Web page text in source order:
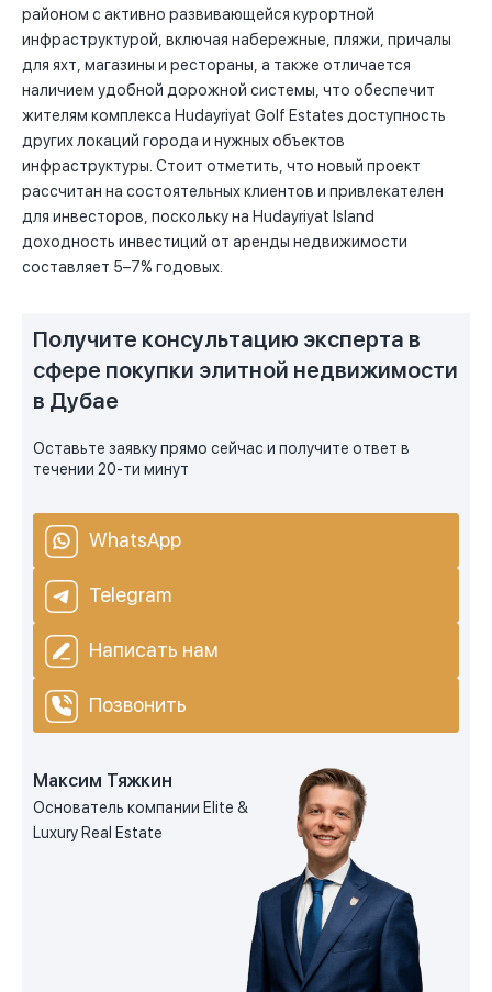
районом с активно развивающейся курортной
инфраструктурой, включая набережные, пляжи, причалы
для яхт, магазины и рестораны, а также отличается
наличием удобной дорожной системы, что обеспечит
жителям комплекса Hudayriyat Golf Estates доступность
других локаций города и нужных объектов
инфраструктуры. Стоит отметить, что новый проект
рассчитан на состоятельных клиентов и привлекателен
для инвесторов, поскольку на Hudayriyat Island
доходность инвестиций от аренды недвижимости
составляет 5–7% годовых.
Получите консультацию эксперта в
сфере покупки элитной недвижимости
в Дубае
Оставьте заявку прямо сейчас и получите ответ в
течении 20-ти минут
WhatsApp
Telegram
Написать нам
Позвонить
Максим Тяжкин
Основатель компании Elite &
Luxury Real Estate